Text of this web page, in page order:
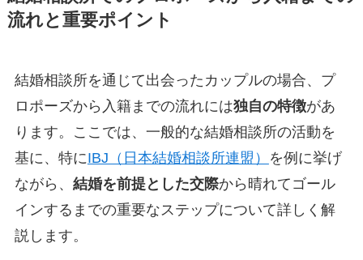
流れと重要ポイント
結婚相談所を通じて出会ったカップルの場合、プ
ロポーズから入籍までの流れには独自の特徴があ
ります。ここでは、一般的な結婚相談所の活動を
基に、特にIBJ（日本結婚相談所連盟）
を例に挙げ
ながら、 結婚を前提とした交際から晴れてゴール
インするまでの重要なステップについて詳しく解
説します。